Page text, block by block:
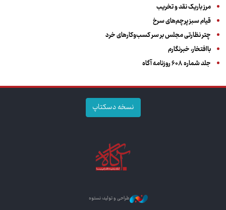
مرز باریک نقد و تخریب
قیام سبز پرچم‌های سرخ
چتر نظارتی مجلس بر سر کسب‌وکارهای خرد
باافتخار، خبرنگارم
جلد شماره ۶۰۸ روزنامه آگاه
نسخه دسکتاپ
طراحی و تولید: نستوه